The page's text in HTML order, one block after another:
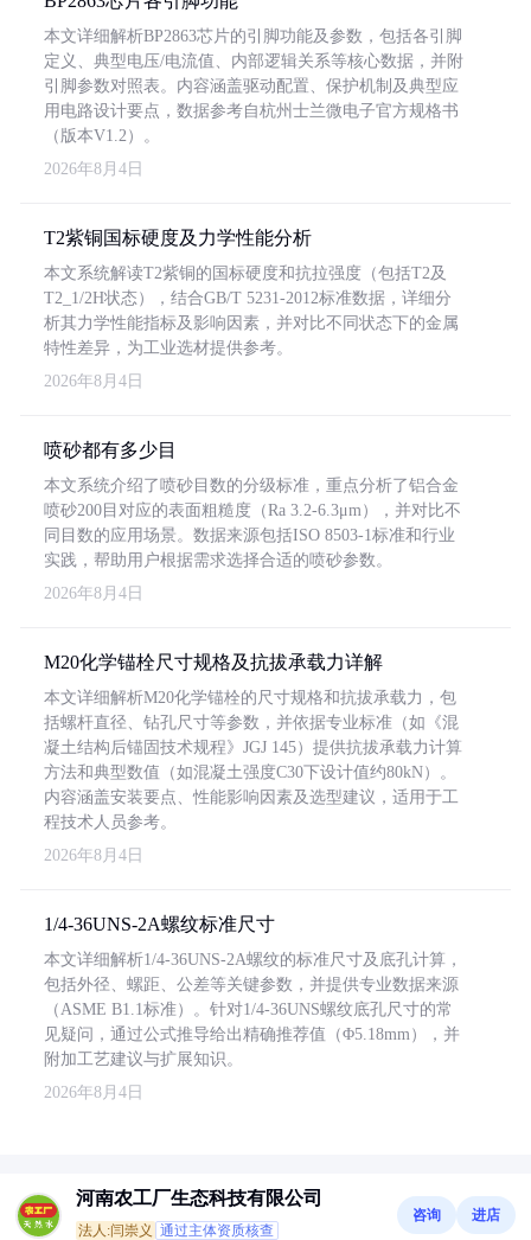
本文详细解析BP2863芯片的引脚功能及参数，包括各引脚
定义、典型电压/电流值、内部逻辑关系等核心数据，并附
引脚参数对照表。内容涵盖驱动配置、保护机制及典型应
用电路设计要点，数据参考自杭州士兰微电子官方规格书
（版本V1.2）。
2026年8月4日
T2紫铜国标硬度及力学性能分析
本文系统解读T2紫铜的国标硬度和抗拉强度（包括T2及
T2_1/2H状态），结合GB/T 5231-2012标准数据，详细分
析其力学性能指标及影响因素，并对比不同状态下的金属
特性差异，为工业选材提供参考。
2026年8月4日
喷砂都有多少目
本文系统介绍了喷砂目数的分级标准，重点分析了铝合金
喷砂200目对应的表面粗糙度（Ra 3.2-6.3μm），并对比不
同目数的应用场景。数据来源包括ISO 8503-1标准和行业
实践，帮助用户根据需求选择合适的喷砂参数。
2026年8月4日
M20化学锚栓尺寸规格及抗拔承载力详解
本文详细解析M20化学锚栓的尺寸规格和抗拔承载力，包
括螺杆直径、钻孔尺寸等参数，并依据专业标准（如《混
凝土结构后锚固技术规程》JGJ 145）提供抗拔承载力计算
方法和典型数值（如混凝土强度C30下设计值约80kN）。
内容涵盖安装要点、性能影响因素及选型建议，适用于工
程技术人员参考。
2026年8月4日
1/4-36UNS-2A螺纹标准尺寸
本文详细解析1/4-36UNS-2A螺纹的标准尺寸及底孔计算，
包括外径、螺距、公差等关键参数，并提供专业数据来源
（ASME B1.1标准）。针对1/4-36UNS螺纹底孔尺寸的常
见疑问，通过公式推导给出精确推荐值（Φ5.18mm），并
附加工艺建议与扩展知识。
2026年8月4日
河南农工厂生态科技有限公司
法人:闫崇义 通过主体资质核查
咨询 进店